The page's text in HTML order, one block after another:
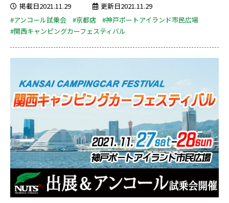
掲載日2021.11.29
更新日2021.11.29
#アンコール試乗会
#京都店
#神戸ポートアイランド市民広場
#関西キャンピングカーフェスティバル